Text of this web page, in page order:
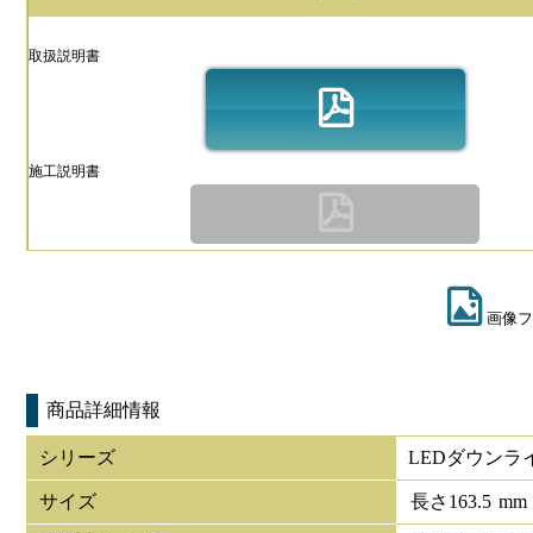
取扱説明書
施工説明書
画像
商品詳細情報
シリーズ LEDダウン
サイズ 長さ 163.5 mm